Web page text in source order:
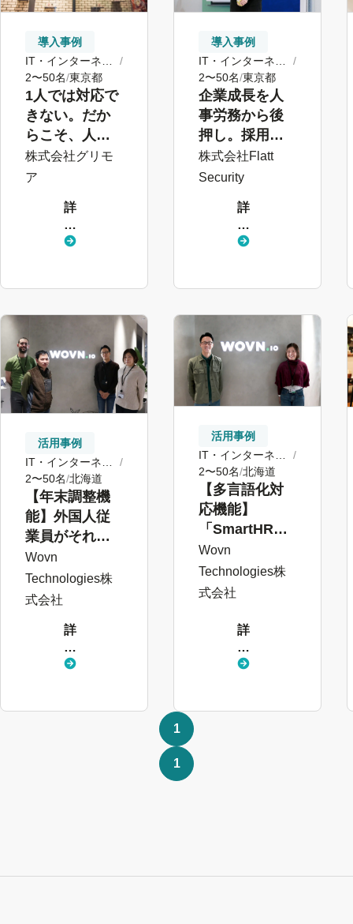
導入事例
IT・インターネッ
ト
2〜50名 東京都
1人では対応で
きない。だか
らこそ、人
事・労務は
SmartHRに頼
株式会社グリモ
ア
詳
し
く
導入事例
IT・インターネッ
ト
2〜50名 東京都
企業成長を人
事労務から後
押し。採用力
強化のための
データ活用基
株式会社Flatt
Security
詳
し
く
活用事例
IT・インターネッ
ト
2〜50名 北海道
【年末調整機
能】外国人従
業員がそれぞ
れの言語でア
ンケート入力
→理解促進と
に成功（Wovn
Technologies
株式会社）
Wovn
Technologies株
式会社
詳
し
く
活用事例
IT・インターネッ
ト
2〜50名 北海道
【多言語化対
応機能】
「SmartHRの
便利さを外国
人従業員も実
感」確かな翻
ぎ、業務効率
化を実現
（Wovn
株式会社）
Wovn
Technologies株
式会社
詳
し
く
1
1